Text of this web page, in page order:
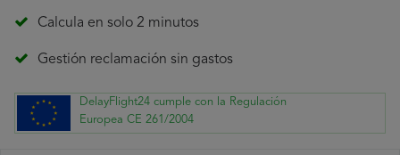
Calcula en solo 2 minutos
Gestión reclamación sin gastos
DelayFlight24 cumple con la Regulación
Europea CE 261/2004